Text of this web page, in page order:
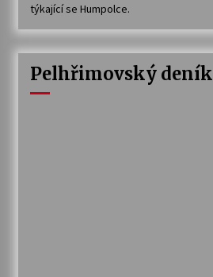
týkající se Humpolce.
Pelhřimovský deník